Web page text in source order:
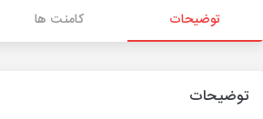
توضیحات کامنت ها
توضیحات